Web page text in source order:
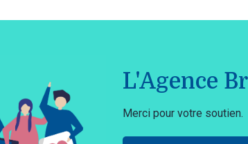
L'Agence
Merci pour votre soutien.